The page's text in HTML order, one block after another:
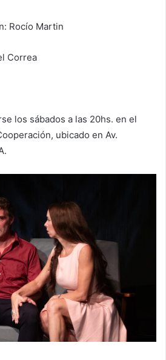
Rocío Martin
Correa
los sábados a las 20hs. en el
ubicado en Av.